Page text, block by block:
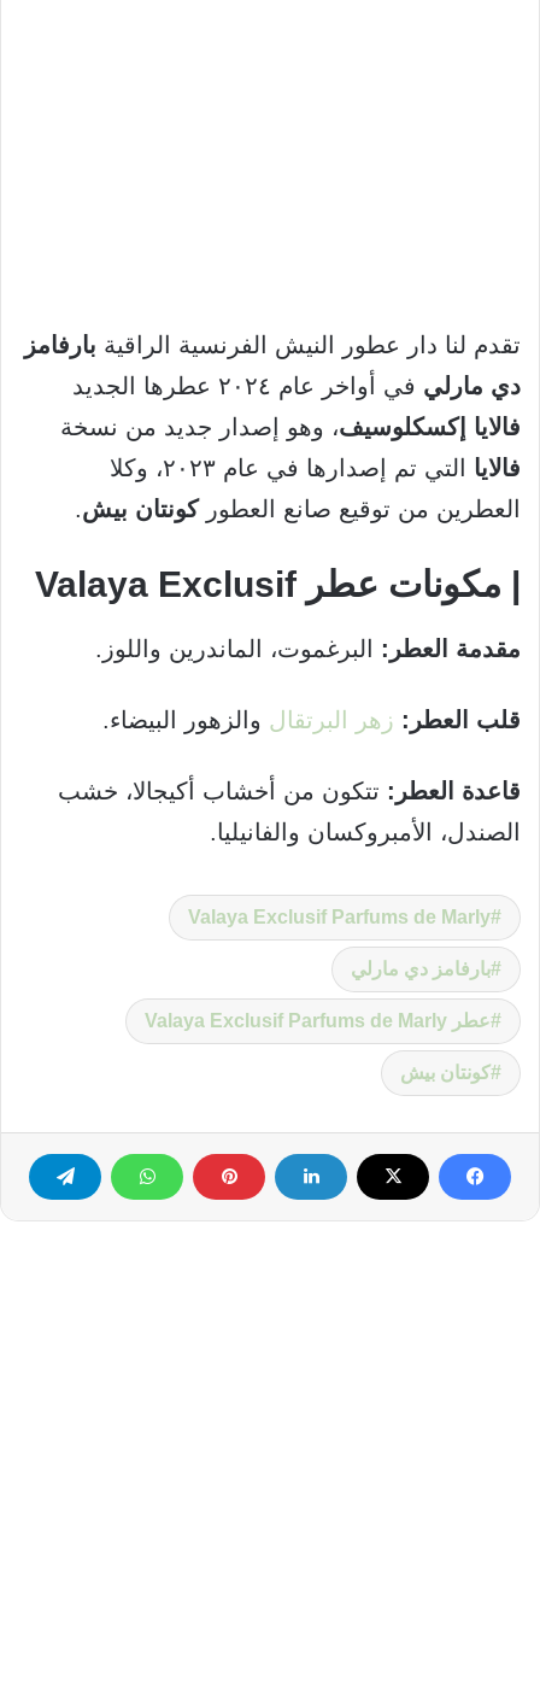
تقدم لنا دار عطور النيش الفرنسية الراقية بارفامز
دي مارلي في أواخر عام ٢٠٢٤ عطرها الجديد
فالايا إكسكلوسيف، وهو إصدار جديد من نسخة
فالايا
التي تم إصدارها في عام ٢٠٢٣، وكلا
العطرين من توقيع صانع العطوركونتان بيش.
| مكونات عطر Valaya Exclusif
مقدمة العطر: البرغموت، الماندرين واللوز.
قلب العطر: زهر البرتقال والزهور البيضاء.
قاعدة العطر: تتكون من أخشاب أكيجالا، خشب
الصندل، الأمبروكسان والفانيليا.
Valaya Exclusif Parfums de Marly
بارفامز دي مارلي
عطر Valaya Exclusif Parfums de Marly
كونتان بيش